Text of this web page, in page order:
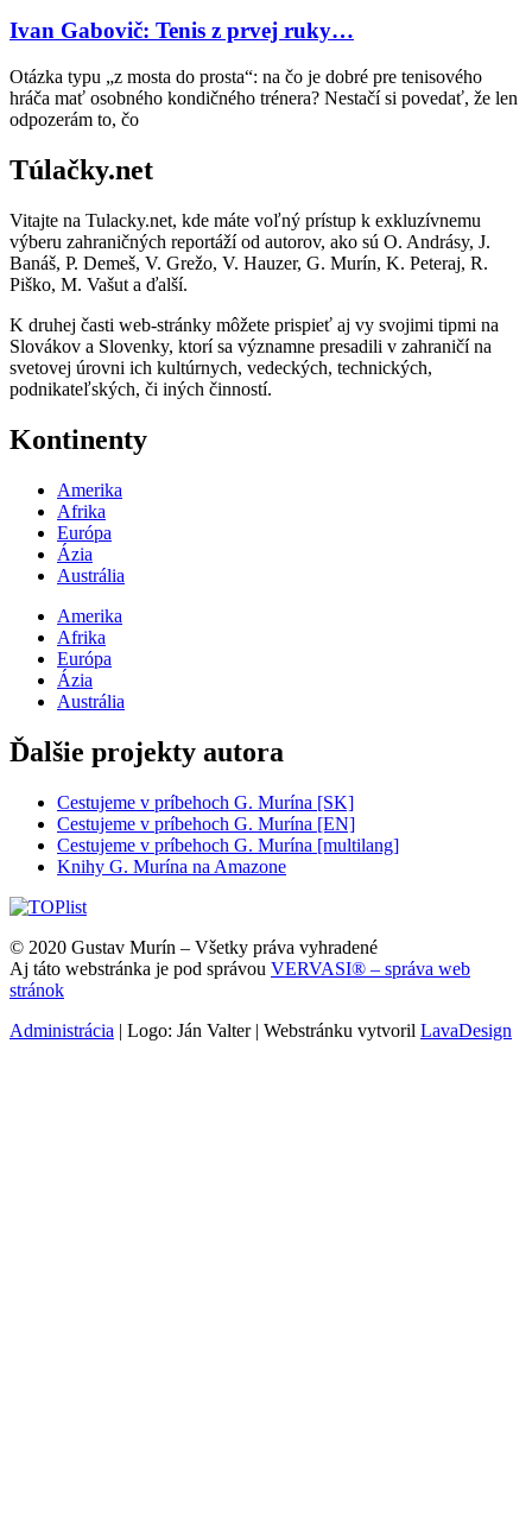
Ivan Gabovič: Tenis z prvej ruky…
Otázka typu „z mosta do prosta“: na čo je dobré pre tenisového
hráča mať osobného kondičného trénera? Nestačí si povedať, že len
odpozerám to, čo
Túlačky.net
Vitajte na Tulacky.net, kde máte voľný prístup k exkluzívnemu
výberu zahraničných reportáží od autorov, ako sú O. Andrásy, J.
Banáš, P. Demeš, V. Grežo, V. Hauzer, G. Murín, K. Peteraj, R.
Piško, M. Vašut a ďalší.
K druhej časti web-stránky môžete prispieť aj vy svojimi tipmi na
Slovákov a Slovenky, ktorí sa významne presadili v zahraničí na
svetovej úrovni ich kultúrnych, vedeckých, technických,
podnikateľských, či iných činností.
Kontinenty
Amerika
Afrika
Európa
Ázia
Austrália
Amerika
Afrika
Európa
Ázia
Austrália
Ďalšie projekty autora
Cestujeme v príbehoch G. Murína [SK]
Cestujeme v príbehoch G. Murína [EN]
Cestujeme v príbehoch G. Murína [multilang]
Knihy G. Murína na Amazone
© 2020 Gustav Murín – Všetky práva vyhradené
Aj táto webstránka je pod správou VERVASI® – správa web
stránok
Administrácia | Logo: Ján Valter | Webstránku vytvoril LavaDesign